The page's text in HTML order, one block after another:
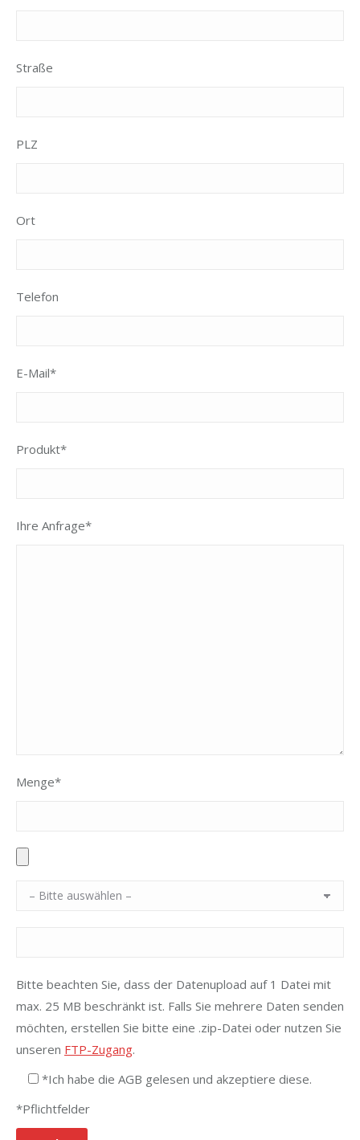
Straße
PLZ
Ort
Telefon
E-Mail*
Produkt*
Ihre Anfrage*
Menge*
Bitte beachten Sie, dass der Datenupload auf 1 Datei mit
max. 25 MB beschränkt ist. Falls Sie mehrere Daten senden
möchten, erstellen Sie bitte eine .zip-Datei oder nutzen Sie
unseren FTP-Zugang.
*Ich habe die AGB gelesen und akzeptiere diese.
*Pflichtfelder